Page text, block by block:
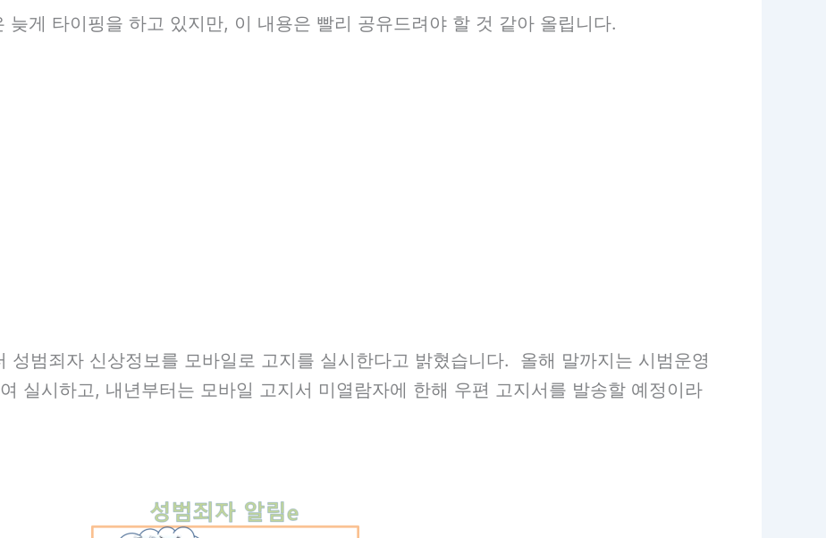
게 타이핑을 하고 있지만, 이 내용은 빨리 공유드려야 할 것 같아 올립니다.
성범죄자 신상정보를 모바일로 고지를 실시한다고 밝혔습니다. 올해 말까지는 시범운영
실시하고, 내년부터는 모바일 고지서 미열람자에 한해 우편 고지서를 발송할 예정이라